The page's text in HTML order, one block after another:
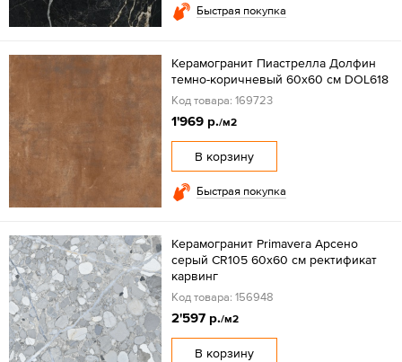
Быстрая покупка
Керамогранит Пиастрелла Долфин
темно-коричневый 60x60 см DOL618
Код товара: 169723
1'969 р./м2
В корзину
Быстрая покупка
Керамогранит Primavera Арсено
серый CR105 60x60 см ректификат
карвинг
Код товара: 156948
2'597 р./м2
В корзину